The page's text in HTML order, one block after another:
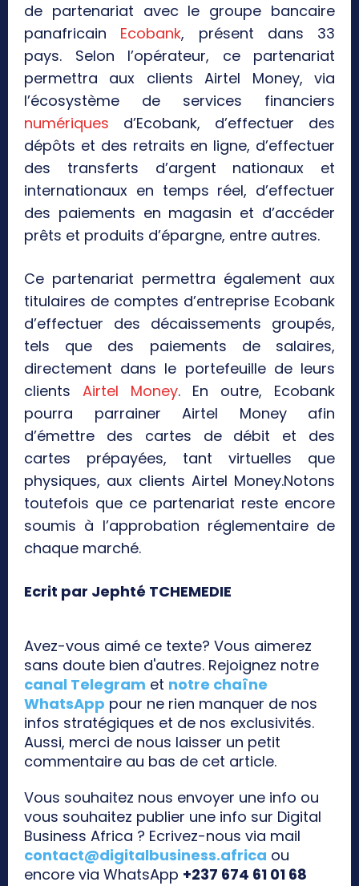
de partenariat avec le groupe bancaire
panafricain Ecobank, présent dans 33
pays. Selon l’opérateur, ce partenariat
permettra aux clients Airtel Money, via
l’écosystème de services financiers
numériques d’Ecobank, d’effectuer des
dépôts et des retraits en ligne, d’effectuer
des transferts d’argent nationaux et
internationaux en temps réel, d’effectuer
des paiements en magasin et d’accéder
prêts et produits d’épargne, entre autres.
Ce partenariat permettra également aux
titulaires de comptes d’entreprise Ecobank
d’effectuer des décaissements groupés,
tels que des paiements de salaires,
directement dans le portefeuille de leurs
clients Airtel Money. En outre, Ecobank
pourra parrainer Airtel Money afin
d’émettre des cartes de débit et des
cartes prépayées, tant virtuelles que
physiques, aux clients Airtel Money.Notons
toutefois que ce partenariat reste encore
soumis à l’approbation réglementaire de
chaque marché.
Ecrit par Jephté TCHEMEDIE
Avez-vous aimé ce texte? Vous aimerez
sans doute bien d'autres. Rejoignez notre
canal Telegram et notre chaîne
WhatsApp pour ne rien manquer de nos
infos stratégiques et de nos exclusivités.
Aussi, merci de nous laisser un petit
commentaire au bas de cet article.
Vous souhaitez nous envoyer une info ou
vous souhaitez publier une info sur Digital
Business Africa ? Ecrivez-nous via mail
contact@digitalbusiness.africa ou
encore via WhatsApp +237 674 61 01 68